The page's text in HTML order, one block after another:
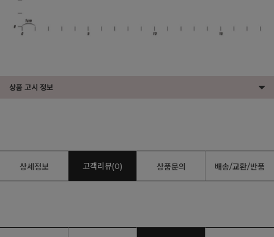
상품 고시 정보
상세정보 고객리뷰(0) 상품문의 배송/교환/반품